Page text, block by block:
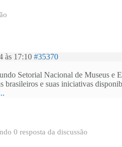
às 17:10 #35370
Setorial Nacional de Museus e
brasileiros e suas iniciativas
0 resposta da discussão